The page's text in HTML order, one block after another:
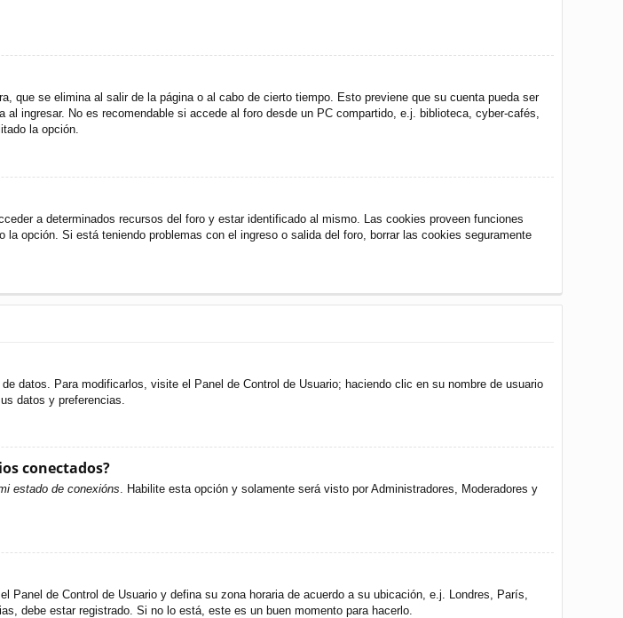
que se elimina al salir de la página o al cabo de cierto tiempo. Esto previene que su cuenta pueda ser
ingresar. No es recomendable si accede al foro desde un PC compartido, e.j. biblioteca, cyber-cafés,
la opción.
a determinados recursos del foro y estar identificado al mismo. Las cookies proveen funciones
opción. Si está teniendo problemas con el ingreso o salida del foro, borrar las cookies seguramente
datos. Para modificarlos, visite el Panel de Control de Usuario; haciendo clic en su nombre de usuario
datos y preferencias.
conectados?
estado de conexións. Habilite esta opción y solamente será visto por Administradores, Moderadores y
de Control de Usuario y defina su zona horaria de acuerdo a su ubicación, e.j. Londres, París,
debe estar registrado. Si no lo está, este es un buen momento para hacerlo.